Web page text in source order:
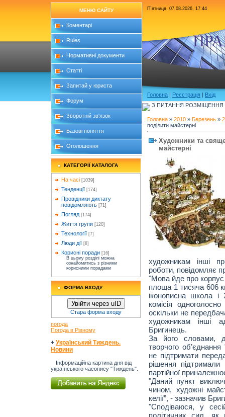
МЕНЮ САЙТУ
Коментарі
Rules
Нормативні документи
Статті
Запитай у юриста
Форум
Зворотній зв'язок
Базові поняття
Оголошення
КАТЕГОРІЇ КАТАЛОГА
На часі [1039]
Тенденції [174]
Провідники диктату
повідомляють [71]
Погляд [174]
Життя групи [120]
Технології [7]
Люди дії [8]
Корисні поради [16]
В цьому розділі можна
ознайомитись з різними
корисними порадами
ФОРМА ВХОДУ
Увійти через uID
Стара форма входу
погода
Погода в Рівному
+ Український Тиждень.
Новини
Інформаційна картина дня від
українського часопису "Тиждень".
П`ятниця, 07.08.2026, 17:44
Головна | Реєстрація | Вхід
З ПИТАННЯ РОЗМІЩЕННЯ
Головна » 2010 » Березень »
поділити майстерні
Художники та
майстерні
художникам інші
роботи, повідомляє
"Мова йде про
площа 1 тисяча 606
іконописна школа
комісія
оскільки не
художникам інші
Бригинець.
За його словами,
творчого об’єднання
не підтримати
рішення підтримали
партійної
"Даний пункт
чином, художні
келії”, - зазначив
"Сподіваюся, у
політичних сил, як